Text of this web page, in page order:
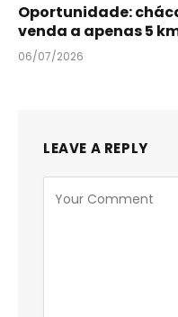
Oportunidade:
venda a apenas 5
06/07/2026
LEAVE A REPLY